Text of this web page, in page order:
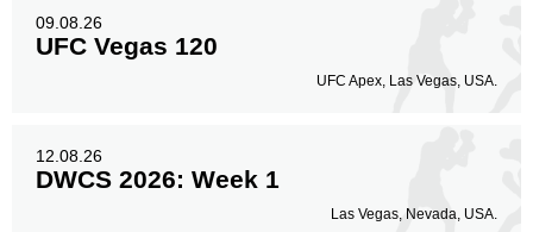
09.08.26
UFC Vegas 120
UFC Apex, Las Vegas, USA.
12.08.26
DWCS 2026: Week 1
Las Vegas, Nevada, USA.